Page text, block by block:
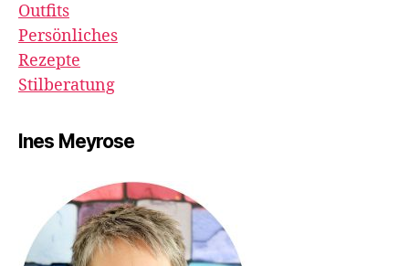
Outfits
Persönliches
Rezepte
Stilberatung
Ines Meyrose